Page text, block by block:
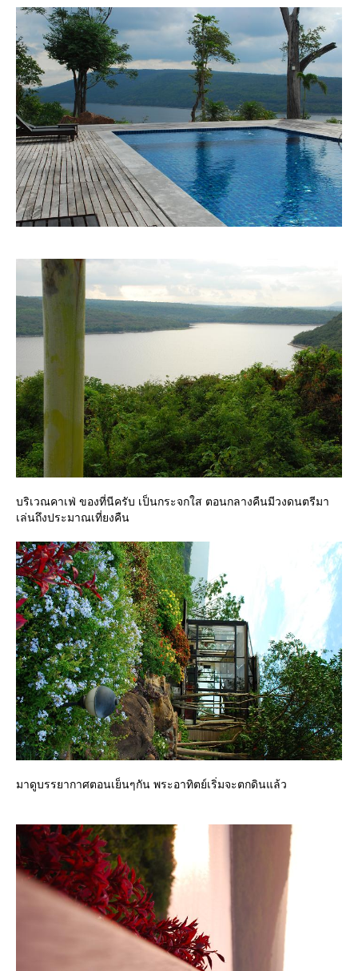
บริเวณคาเฟ่ ของที่นีครับ เป็นกระจกใส ตอนกลางคืนมีวงดนตรีมา
เล่นถึงประมาณเที่ยงคืน
มาดูบรรยากาศตอนเย็นๆกัน พระอาทิตย์เริ่มจะตกดินแล้ว